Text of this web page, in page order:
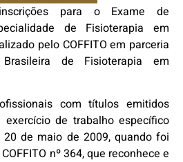
para o Exame de
de Fisioterapia em
pelo COFFITO em parceria
de Fisioterapia em
com títulos emitidos
de trabalho específico
de maio de 2009, quando foi
nº 364, que reconhece e